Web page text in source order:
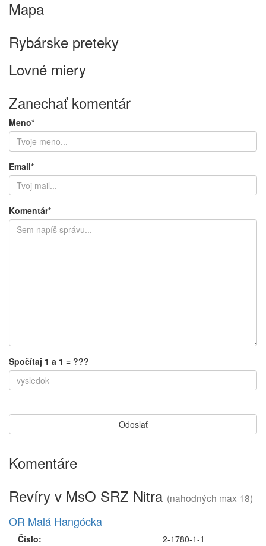
Mapa
Rybárske preteky
Lovné miery
Zanechať komentár
Meno*
Email*
Komentár*
Spočítaj 1 a 1 = ???
Komentáre
Revíry v MsO SRZ Nitra (nahodných max 18)
OR Malá Hangócka
Číslo:
2-1780-1-1